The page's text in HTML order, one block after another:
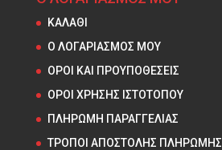
ΚΑΛΑΘΙ
Ο ΛΟΓΑΡΙΑΣΜΟΣ ΜΟΥ
ΟΡΟΙ ΚΑΙ ΠΡΟΥΠΟΘΕΣΕΙΣ
ΟΡΟΙ ΧΡΗΣΗΣ ΙΣΤΟΤΟΠΟΥ
ΠΛΗΡΩΜΗ ΠΑΡΑΓΓΕΛΙΑΣ
ΤΡΟΠΟΙ ΑΠΟΣΤΟΛΗΣ ΠΛΗΡΩΜΗΣ